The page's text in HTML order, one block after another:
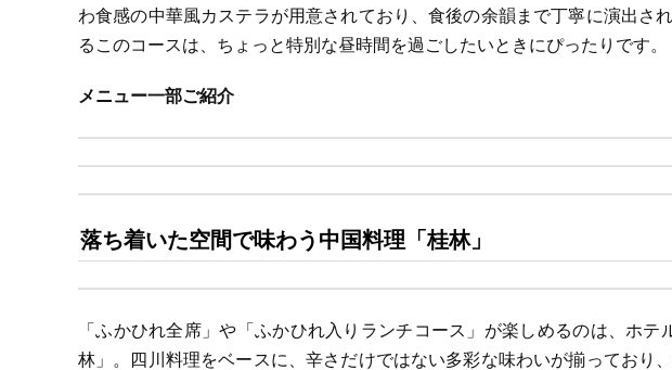
わ食感の中華風カステラが用意されており、食後の余韻まで丁寧に演出さ
るこのコースは、ちょっと特別な昼時間を過ごしたいときにぴったりです。
メニュー一部ご紹介
落ち着いた空間で味わう中国料理「桂林」
「ふかひれ全席」や「ふかひれ入りランチコース」が楽しめるのは、ホ
林」。四川料理をベースに、辛さだけではない多彩な味わいが揃っており